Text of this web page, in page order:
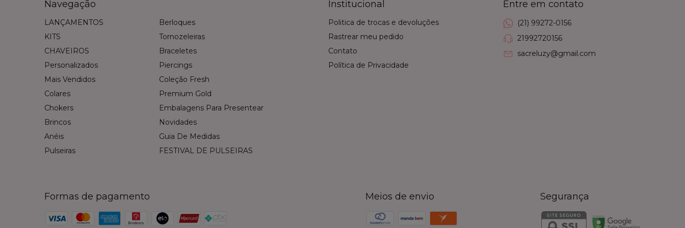
Navegação
LANÇAMENTOS
KITS
CHAVEIROS
Personalizados
Mais Vendidos
Colares
Chokers
Brincos
Anéis
Pulseiras
Berloques
Tornozeleiras
Braceletes
Piercings
Coleção Fresh
Premium Gold
Embalagens Para Presentear
Novidades
Guia De Medidas
FESTIVAL DE PULSEIRAS
Institucional
Politica de trocas e devoluções
Rastrear meu pedido
Contato
Política de Privacidade
Entre em contato
(21) 99272-0156
21992720156
sacreluzy@gmail.com
Formas de pagamento Meios de envio Segurança